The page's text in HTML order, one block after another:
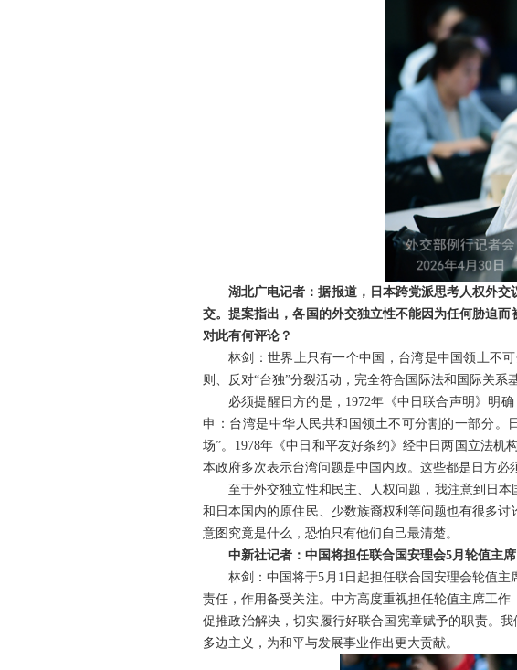
湖北广电记者：据报道，日本跨党派思考人权外
交。提案指出，各国的外交独立性不能因为任何胁迫
对此有何评论？
林剑：世界上只有一个中国，台湾是中国领土不
则、反对“台独”分裂活动，完全符合国际法和国际关系
必须提醒日方的是，1972年《中日联合声明》明
申：台湾是中华人民共和国领土不可分割的一部分。
场”。1978年《中日和平友好条约》经中日两国立法
本政府多次表示台湾问题是中国内政。这些都是日方必
至于外交独立性和民主、人权问题，我注意到日
和日本国内的原住民、少数族裔权利等问题也有很多
意图究竟是什么，恐怕只有他们自己最清楚。
中新社记者：中国将担任联合国安理会5月轮值主
林剑：中国将于5月1日起担任联合国安理会轮值
责任，作用备受关注。中方高度重视担任轮值主席工
促推政治解决，切实履行好联合国宪章赋予的职责。
多边主义，为和平与发展事业作出更大贡献。